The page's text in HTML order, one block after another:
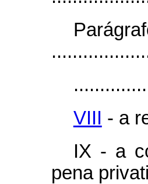
VIII - a
IX - a
pena